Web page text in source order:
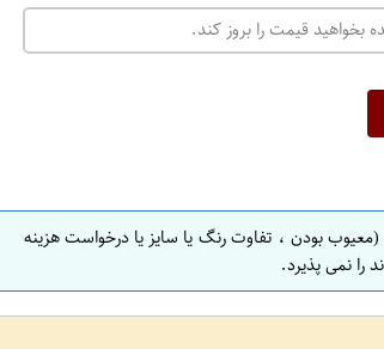
بخواهید قیمت را بروز کند.
بودن ، تفاوت رنگ یا سایز یا درخواست هزینه
را نمی پذیرد.